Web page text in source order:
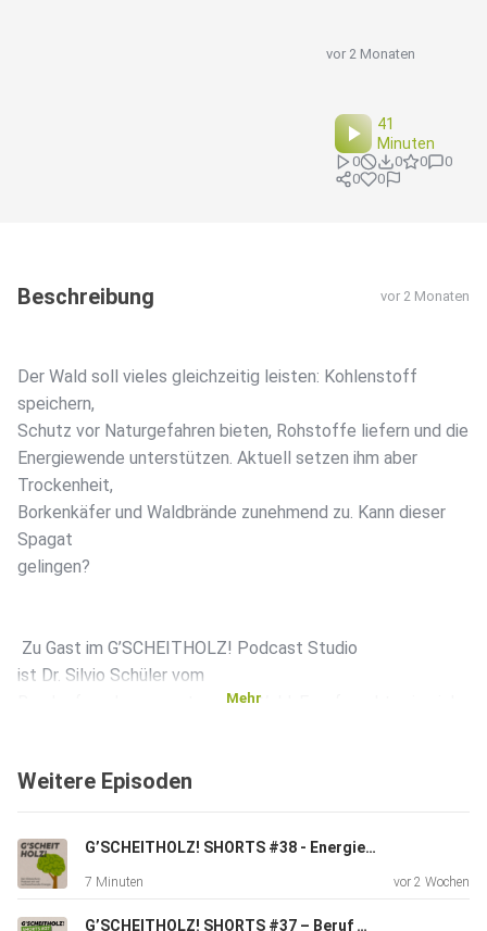
vor 2 Monaten
41
Minuten
0 0 0
0
0
0
Beschreibung vor 2 Monaten
Der Wald soll vieles gleichzeitig leisten: Kohlenstoff
speichern,
Schutz vor Naturgefahren bieten, Rohstoffe liefern und die
Energiewende unterstützen. Aktuell setzen ihm aber
Trockenheit,
Borkenkäfer und Waldbrände zunehmend zu. Kann dieser
Spagat
gelingen?
Zu Gast im G’SCHEITHOLZ! Podcast Studio
ist Dr. Silvio Schüler vom
Bundesforschungszentrum für Wald. Er erforscht, wie sich
Baumarten
Außerdem haben wir den Waldbesitzer Mag. Matthias
Granitzer eingeladen. Er kennt die Herausforderungen aus
Mehr
Weitere Episoden
G’SCHEITHOLZ! SHORTS #38 - Energieautarke Bauernhöfe mit Biodiesel & Agri-PV: Kann das funktionieren, Hr. Rathbauer?
7 Minuten vor 2 Wochen
G’SCHEITHOLZ! SHORTS #37 – Beruf mit Zukunft: Wie wird man eigentlich FörsterIn, Hr. DI Hintsteiner?